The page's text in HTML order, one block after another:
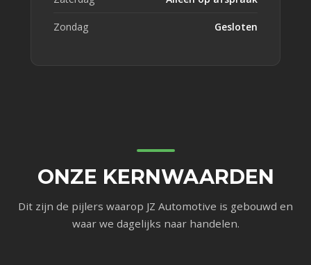
Zondag Gesloten
ONZE KERNWAARDEN
Dit zijn de pijlers waarop JZ Automotive is gebouwd en
waar we dagelijks naar handelen.